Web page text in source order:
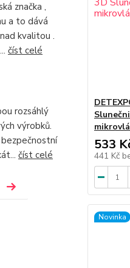
značka ,
a to dává
kvalitou .
číst celé
rozsáhlý
výrobků.
číst celé
533
441 Kč
Novinka